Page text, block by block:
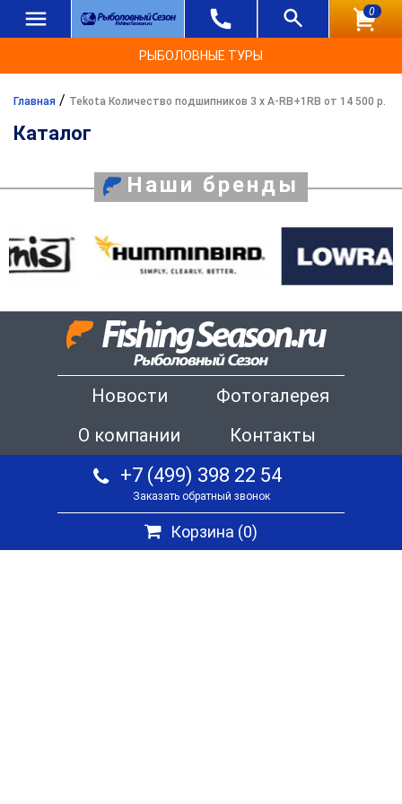
0
РЫБОЛОВНЫЕ ТУРЫ
Главная / Tekota Количество подшипников 3 x A-RB+1RB от 14 500 р.
Каталог
Наши бренды
Новости
Фотогалерея
О компании
Контакты
+7 (499) 398 22 54
Заказать обратный звонок
Корзина (0)